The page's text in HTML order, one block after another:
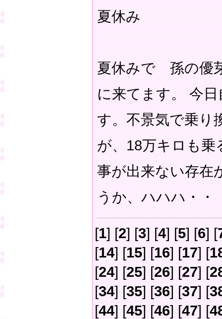
夏休み
夏休みで 孫の優
に来てます。 今
す。不景気で乗り
が、18万キロも乗
事が出来ない存在
うか、ハハハ・・
[1] [2] [3] [4] [5] [6] [
[14] [15] [16] [17] [
[24] [25] [26] [27] [
[34] [35] [36] [37] [
[44] [45] [46] [47] [